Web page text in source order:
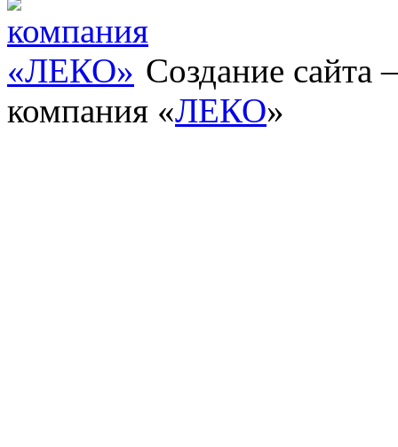
Создание сайта
компания «ЛЕКО»